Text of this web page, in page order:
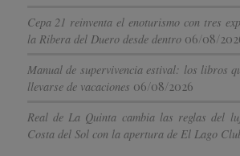
Cepa 21 reinventa el enoturismo con tres
la Ribera del Duero desde dentro 06/08/
Manual de supervivencia estival: los libros
llevarse de vacaciones 06/08/2026
Real de La Quinta cambia las reglas del
Costa del Sol con la apertura de El Lago